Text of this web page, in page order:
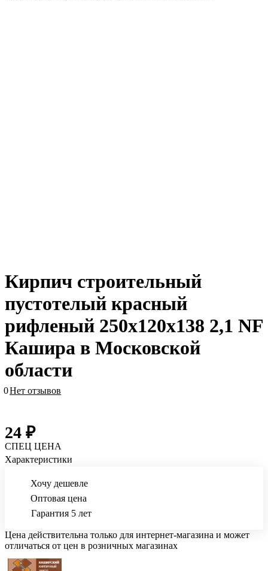
Кирпич строительный
пустотелый красный
рифленый 250х120х138 2,1 NF
Кашира в Московской
области
0Нет отзывов
24 ₽
СПЕЦ ЦЕНА
Характеристики
Хочу дешевле
Оптовая цена
Гарантия 5 лет
Цена действительна только для интернет-магазина и может
отличаться от цен в розничных магазинах